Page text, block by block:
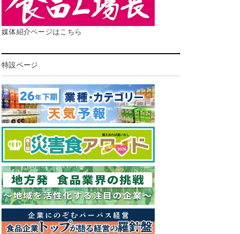
媒体紹介ページはこちら
特設ページ